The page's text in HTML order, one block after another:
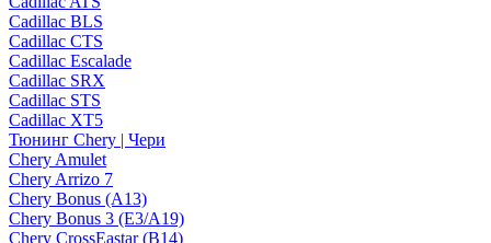
Cadillac BLS
Cadillac CTS
Cadillac Escalade
Cadillac SRX
Cadillac STS
Cadillac XT5
Тюнинг Chery | Чери
Chery Amulet
Chery Arrizo 7
Chery Bonus (A13)
Chery Bonus 3 (E3/A19)
Chery CrossEastar (B14)